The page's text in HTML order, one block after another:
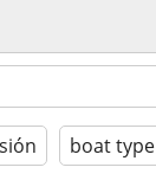
boat type